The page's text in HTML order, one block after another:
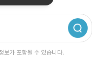
보가 포함될 수 있습니다.